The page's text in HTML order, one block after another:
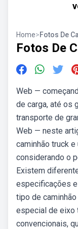
Home>Fotos De
Fotos De
Web —
de carga, até os
transporte de
Web — neste
caminhão truck
considerando o
Existem
especificações
tipo de
especial de eixo
convencionais,